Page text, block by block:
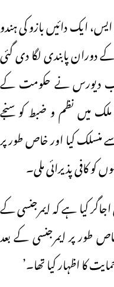
ایک دائیں بازو کی ہندو
دوران پابندی لگا دی گئی
دیورس نے حکومت کے
میں نظم و ضبط کو سنجے
منسلک کیا اور خاص طور پر
کافی پذیرائی ملی۔
کیا ہے کہ ایمرجنسی کے
پر ایمرجنسی کے بعد
کا اظہار کیا تھا۔’